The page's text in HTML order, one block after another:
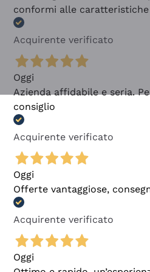
conformi alle
Acquirente verificato
Oggi
Azienda affidabile e seria.
consiglio
Acquirente verificato
Oggi
Offerte vantaggiose,
Acquirente verificato
Oggi